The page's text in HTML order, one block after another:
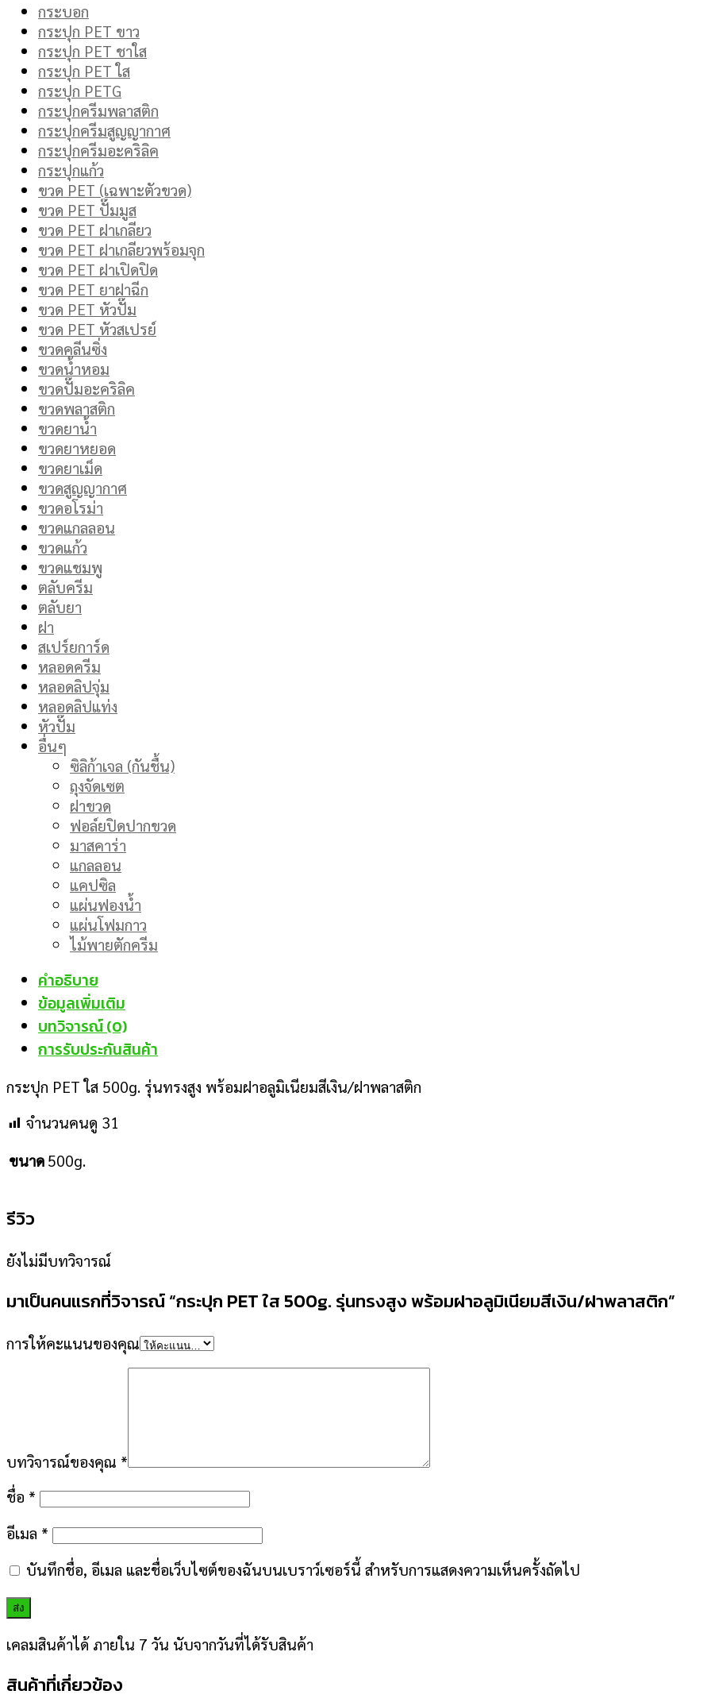
กระบอก
กระปุก PET ขาว
กระปุก PET ชาใส
กระปุก PET ใส
กระปุก PETG
กระปุกครีมพลาสติก
กระปุกครีมสูญญากาศ
กระปุกครีมอะคริลิค
กระปุกแก้ว
ขวด PET (เฉพาะตัวขวด)
ขวด PET ปั๊มมูส
ขวด PET ฝาเกลียว
ขวด PET ฝาเกลียวพร้อมจุก
ขวด PET ฝาเปิดปิด
ขวด PET ยาฝาฉีก
ขวด PET หัวปั๊ม
ขวด PET หัวสเปรย์
ขวดคลีนซิ่ง
ขวดน้ำหอม
ขวดปั๊มอะคริลิค
ขวดพลาสติก
ขวดยาน้ำ
ขวดยาหยอด
ขวดยาเม็ด
ขวดสูญญากาศ
ขวดอโรม่า
ขวดแกลลอน
ขวดแก้ว
ขวดแชมพู
ตลับครีม
ตลับยา
ฝา
สเปร์ยการ์ด
หลอดครีม
หลอดลิปจุ่ม
หลอดลิปแท่ง
หัวปั๊ม
อื่นๆ
ซิลิก้าเจล (กันชื้น)
ถุงจัดเซต
ฝาขวด
ฟอล์ยปิดปากขวด
มาสคาร่า
แกลลอน
แคปซิล
แผ่นฟองน้ำ
แผ่นโฟมกาว
ไม้พายตักครีม
คำอธิบาย
ข้อมูลเพิ่มเติม
บทวิจารณ์ (0)
การรับประกันสินค้า
กระปุก PET ใส 500g. รุ่นทรงสูง พร้อมฝาอลูมิเนียมสีเงิน/ฝาพลาสติก
จำนวนคนดู 31
ขนาด 500g.
รีวิว
ยังไม่มีบทวิจารณ์
มาเป็นคนแรกที่วิจารณ์ “กระปุก PET ใส 500g. รุ่นทรงสูง พร้อมฝาอลูมิเนียมสีเงิน/ฝาพลาสติก”
การให้คะแนนของคุณ
บทวิจารณ์ของคุณ *
ชื่อ *
อีเมล *
บันทึกชื่อ, อีเมล และชื่อเว็บไซต์ของฉันบนเบราว์เซอร์นี้ สำหรับการแสดงความเห็นครั้งถัดไป
เคลมสินค้าได้ ภายใน 7 วัน นับจากวันที่ได้รับสินค้า
สินค้าที่เกี่ยวข้อง